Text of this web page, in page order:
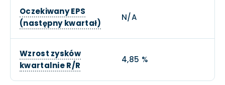
Oczekiwany EPS
(następny kwartał)
N/A
Wzrost zysków
kwartalnie R/R
4,85 %